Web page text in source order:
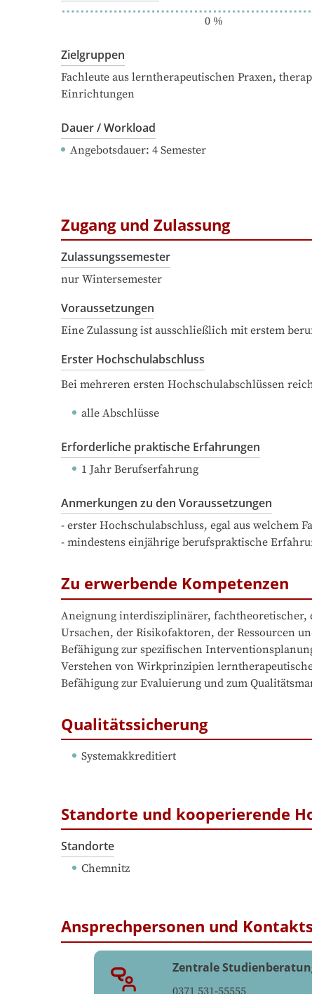
0%
Zielgruppen
Fachleute aus lerntherapeutischen Praxen,
Einrichtungen
Dauer / Workload
Angebotsdauer: 4 Semester
Zugang und Zulassung
Zulassungssemester
nur Wintersemester
Voraussetzungen
Eine Zulassung ist ausschließlich mit erstem
Erster Hochschulabschluss
Bei mehreren ersten Hochschulabschlüssen
alle Abschlüsse
Erforderliche praktische Erfahrungen
1 Jahr Berufserfahrung
Anmerkungen zu den Voraussetzungen
- erster Hochschulabschluss, egal aus welchem
- mindestens einjährige berufspraktische
Zu erwerbende Kompetenzen
Aneignung interdisziplinärer, fachtheoretischer,
Ursachen, der Risikofaktoren, der Ressourcen
Befähigung zur spezifischen
Verstehen von Wirkprinzipien
Qualitätssicherung
Systemakkreditiert
Standorte und kooperierende
Standorte
Chemnitz
Ansprechpersonen und
Zentrale
0371 531-55555